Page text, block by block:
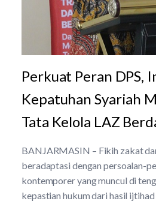
Perkuat Peran DPS,
Kepatuhan Syariah
Tata Kelola LAZ
BANJARMASIN – Fikih zakat
beradaptasi dengan persoalan-
kontemporer yang muncul di
kepastian hukum dari hasil